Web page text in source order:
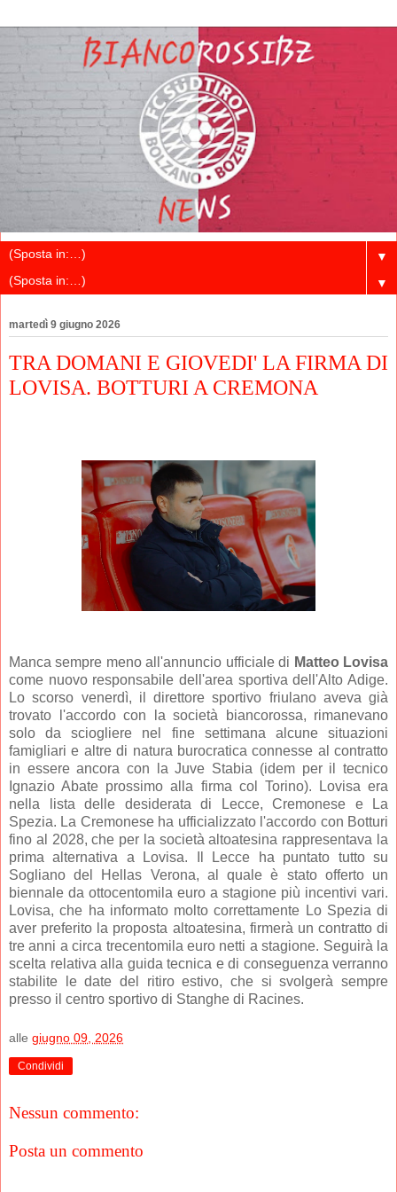
▼
▼
martedì 9 giugno 2026
TRA DOMANI E GIOVEDI' LA FIRMA DI
LOVISA. BOTTURI A CREMONA
Manca sempre meno all'annuncio ufficiale di Matteo Lovisa
come nuovo responsabile dell'area sportiva dell'Alto Adige.
Lo scorso venerdì, il direttore sportivo friulano aveva già
trovato l'accordo con la società biancorossa, rimanevano
solo da sciogliere nel fine settimana alcune situazioni
famigliari e altre di natura burocratica connesse al contratto
in essere ancora con la Juve Stabia (idem per il tecnico
Ignazio Abate prossimo alla firma col Torino). Lovisa era
nella lista delle desiderata di Lecce, Cremonese e La
Spezia. La Cremonese ha ufficializzato l'accordo con Botturi
fino al 2028, che per la società altoatesina rappresentava la
prima alternativa a Lovisa. Il Lecce ha puntato tutto su
Sogliano del Hellas Verona, al quale è stato offerto un
biennale da ottocentomila euro a stagione più incentivi vari.
Lovisa, che ha informato molto correttamente Lo Spezia di
aver preferito la proposta altoatesina, firmerà un contratto di
tre anni a circa trecentomila euro netti a stagione. Seguirà la
scelta relativa alla guida tecnica e di conseguenza verranno
stabilite le date del ritiro estivo, che si svolgerà sempre
presso il centro sportivo di Stanghe di Racines.
alle giugno 09, 2026
Condividi
Nessun commento:
Posta un commento